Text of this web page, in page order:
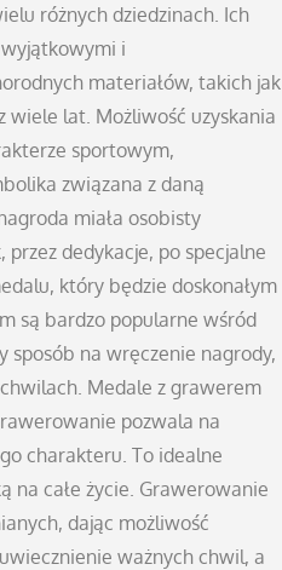
różnych dziedzinach. Ich
i
materiałów, takich jak
wiele lat. Możliwość uzyskania
sportowym,
związana z daną
miała osobisty
dedykacje, po specjalne
który będzie doskonałym
są bardzo popularne wśród
sposób na wręczenie nagrody,
Medale z grawerem
pozwala na
charakteru. To idealne
na całe życie. Grawerowanie
dając możliwość
ważnych chwil, a